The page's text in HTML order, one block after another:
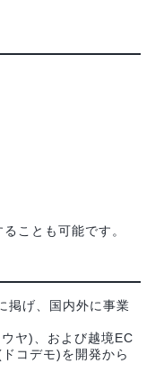
ことも可能です。
掲げ、国内外に事業
ヤ)、および越境EC
コデモ)を開発から